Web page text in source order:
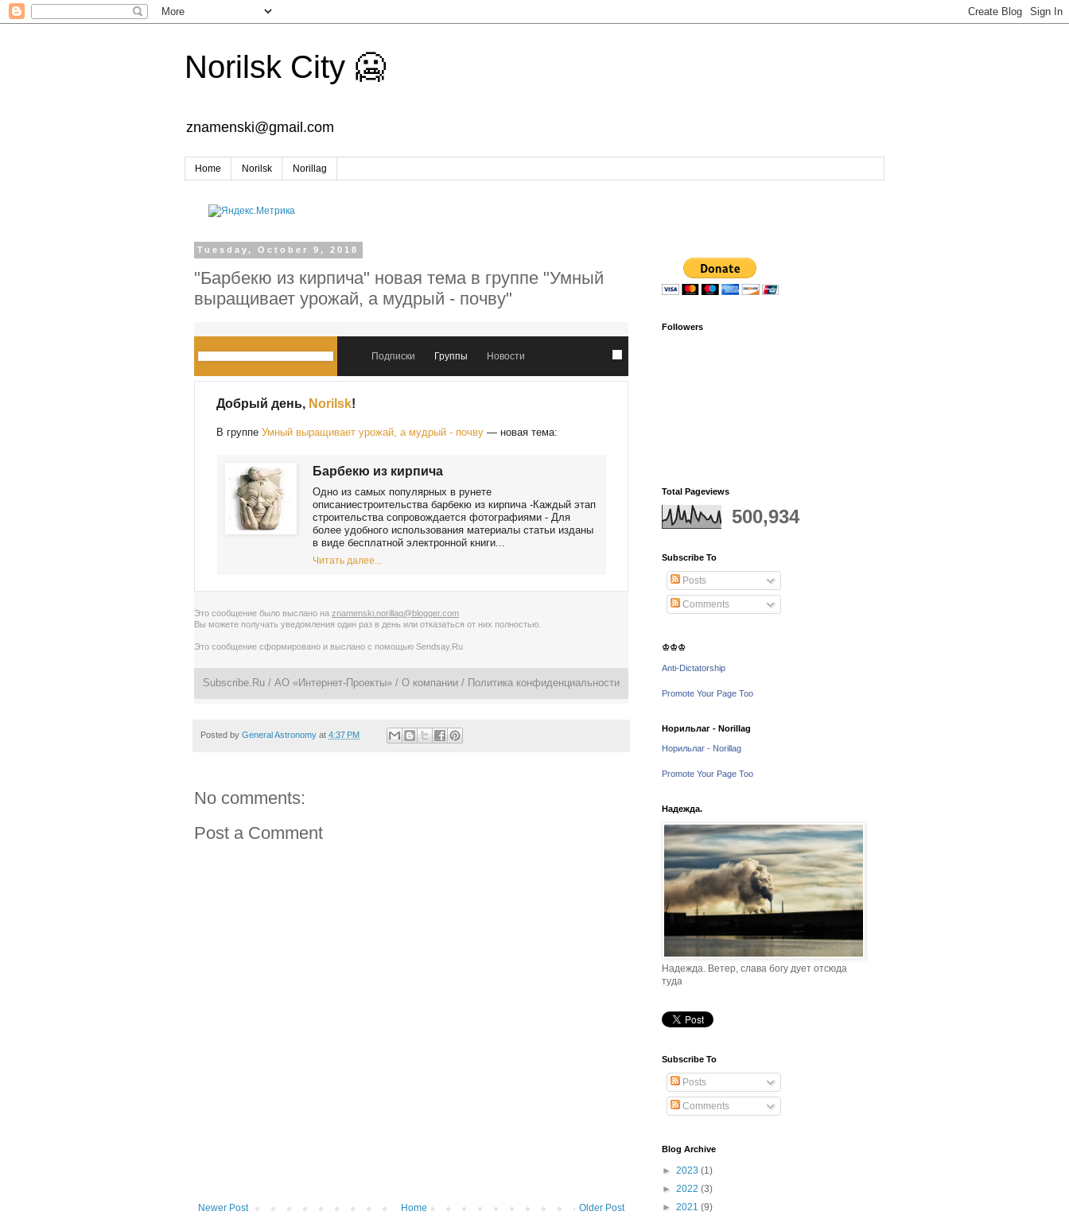
Norilsk City 🥶
znamenski@gmail.com
Home Norilsk Norillag
Tuesday, October 9, 2018
"Барбекю из кирпича" новая тема в группе "Умный
выращивает урожай, а мудрый - почву"
Подписки Группы Новости
Добрый день, Norilsk!
В группеУмный выращивает урожай, а мудрый - почву — новая тема:
Барбекю из кирпича
Одно из самых популярных в рунете
описаниестроительства барбекю из кирпича -Каждый этап
строительства сопровождается фотографиями - Для
более удобного использования материалы статьи изданы
в виде бесплатной электронной книги...
Читать далее...
Это сообщение было выслано на znamenski.norillag@blogger.com
Вы можете получать уведомления один раз в день или отказаться от них полностью
Это сообщение сформировано и выслано с помощью Sendsay.Ru
Subscribe.Ru / АО «Интернет-Проекты» / О компании / Политика конфиденциальности
Posted by General Astronomy at 4:37 PM
No comments:
Post a Comment
Newer Post Older Post
Home
Followers
Total Pageviews
500,934
Subscribe To
Posts
Comments
♔♔♔
Anti-Dictatorship
Promote Your Page Too
Норильлаг - Norillag
Норильлаг - Norillag
Promote Your Page Too
Надежда.
Надежда. Ветер, слава богу дует отсюда
туда
Subscribe To
Posts
Comments
Blog Archive
► 2023 (1)
► 2022 (3)
► 2021 (9)